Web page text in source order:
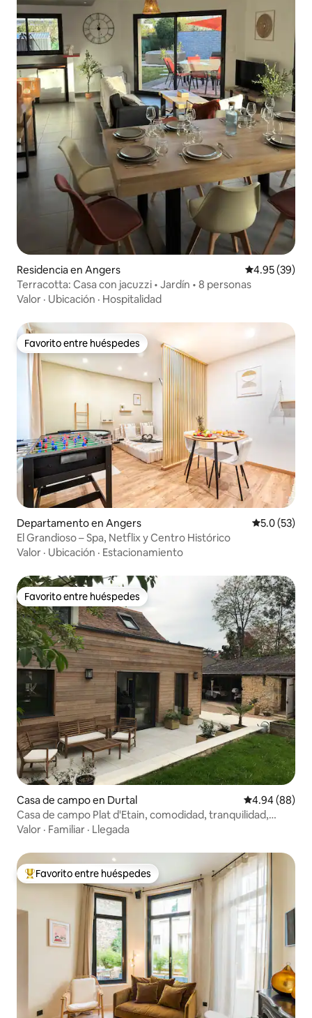
Residencia en Angers Calificación
4.95 (39)
Terracotta: Casa con jacuzzi • Jardín • 8 personas
Valor · Ubicación · Hospitalidad
Favorito entre huéspedes
Favorito entre huéspedes
Departamento en Angers Calificación
5.0 (53)
El Grandioso – Spa, Netflix y Centro Histórico
Valor · Ubicación · Estacionamiento
Favorito entre huéspedes
Favorito entre huéspedes
Casa de campo en Durtal Calificación
4.94 (88)
Casa de campo Plat d'Etain, comodidad, tranquilidad,
encanto en Anjou
Valor · Familiar · Llegada
De los mejores en Favorito entre huéspedes
Favorito entre huéspedes